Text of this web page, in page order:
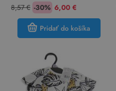
8,57 € -30% 6,00 €
Pridať do košíka